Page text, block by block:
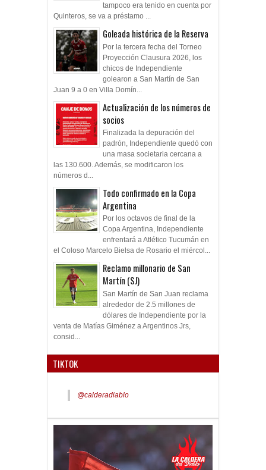
tampoco era tenido en cuenta por
Quinteros, se va a préstamo ...
Goleada histórica de la Reserva
Por la tercera fecha del Torneo
Proyección Clausura 2026, los
chicos de Independiente
golearon a San Martín de San
Juan 9 a 0 en Villa Domín...
Actualización de los números de
socios
Finalizada la depuración del
padrón, Independiente quedó con
una masa societaria cercana a
las 130.600. Además, se modificaron los
números d...
Todo confirmado en la Copa
Argentina
Por los octavos de final de la
Copa Argentina, Independiente
enfrentará a Atlético Tucumán en
el Coloso Marcelo Bielsa de Rosario el miércol...
Reclamo millonario de San
Martín (SJ)
San Martín de San Juan reclama
alrededor de 2.5 millones de
dólares de Independiente por la
venta de Matías Giménez a Argentinos Jrs,
consid...
TIKTOK
@calderadiablo